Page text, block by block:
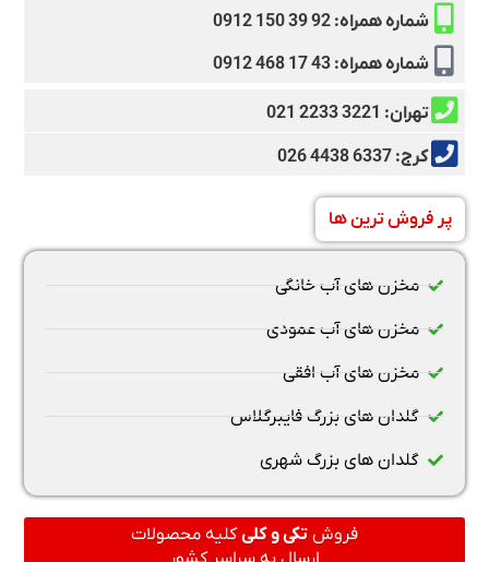
شماره همراه: 92 39 150 0912
شماره همراه: 43 17 468 0912
تهران: 3221 2233 021
کرج: 6337 4438 026
پر فروش ترین ها
مخزن های آب خانگی
مخزن های آب عمودی
مخزن های آب افقی
گلدان های بزرگ فایبرگلاس
گلدان های بزرگ شهری
فروش تکی و کلیکلیه محصولات